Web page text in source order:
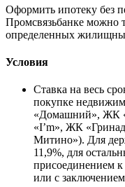
Оформить ипотеку без
Промсвязьбанке можно
определенных
Условия
Ставка на весь
покупке
«Домашний», ЖК
«I’m», ЖК
Митино»). Для
11,9%, для
присоединением к
или с